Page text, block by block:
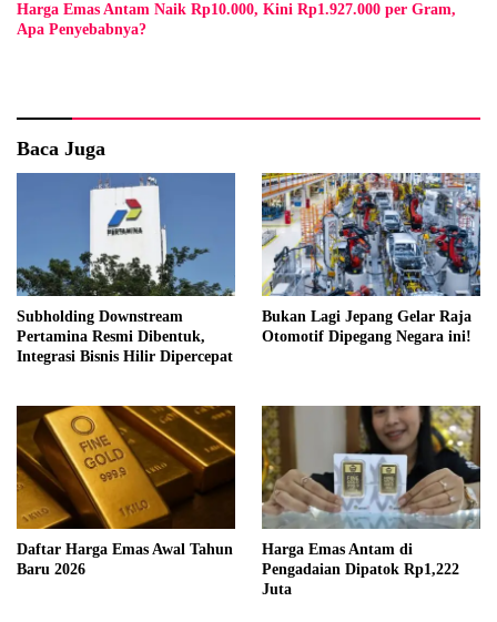
Harga Emas Antam Naik Rp10.000, Kini Rp1.927.000 per Gram,
Apa Penyebabnya?
Baca Juga
Subholding Downstream
Pertamina Resmi Dibentuk,
Integrasi Bisnis Hilir Dipercepat
Bukan Lagi Jepang Gelar Raja
Otomotif Dipegang Negara ini!
Daftar Harga Emas Awal Tahun
Baru 2026
Harga Emas Antam di
Pengadaian Dipatok Rp1,222
Juta